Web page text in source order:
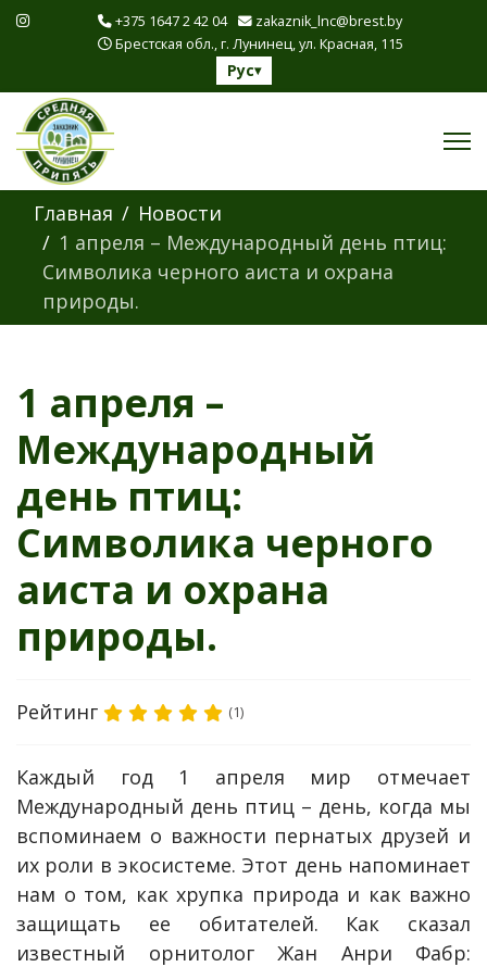
+375 1647 2 42 04
zakaznik_lnc@brest.by
Брестская обл., г. Лунинец, ул. Красная, 115
Рус▾
Главная
Новости
1 апреля – Международный день птиц:
Символика черного аиста и охрана
природы.
1 апреля –
Международный
день птиц:
Символика черного
аиста и охрана
природы.
Рейтинг (1)
Каждый год 1 апреля мир отмечает
Международный день птиц – день, когда мы
вспоминаем о важности пернатых друзей и
их роли в экосистеме. Этот день напоминает
нам о том, как хрупка природа и как важно
защищать ее обитателей. Как сказал
известный орнитолог Жан Анри Фабр: